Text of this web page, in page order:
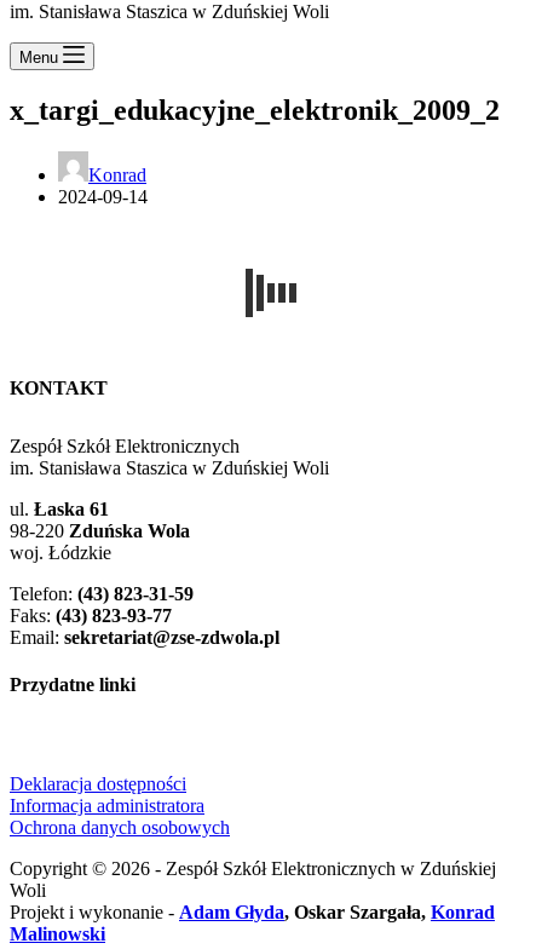
im. Stanisława Staszica w Zduńskiej Woli
Menu
x_targi_edukacyjne_elektronik_2009_2
Konrad
2024-09-14
KONTAKT
Zespół Szkół Elektronicznych
im. Stanisława Staszica w Zduńskiej Woli
ul. Łaska 61
98-220 Zduńska Wola
woj. Łódzkie
Telefon: (43) 823-31-59
Faks: (43) 823-93-77
Email: sekretariat@zse-zdwola.pl
Przydatne linki
Deklaracja dostępności
Informacja administratora
Ochrona danych osobowych
Copyright © 2026 - Zespół Szkół Elektronicznych w Zduńskiej
Woli
Projekt i wykonanie - Adam Głyda, Oskar Szargała, Konrad
Malinowski